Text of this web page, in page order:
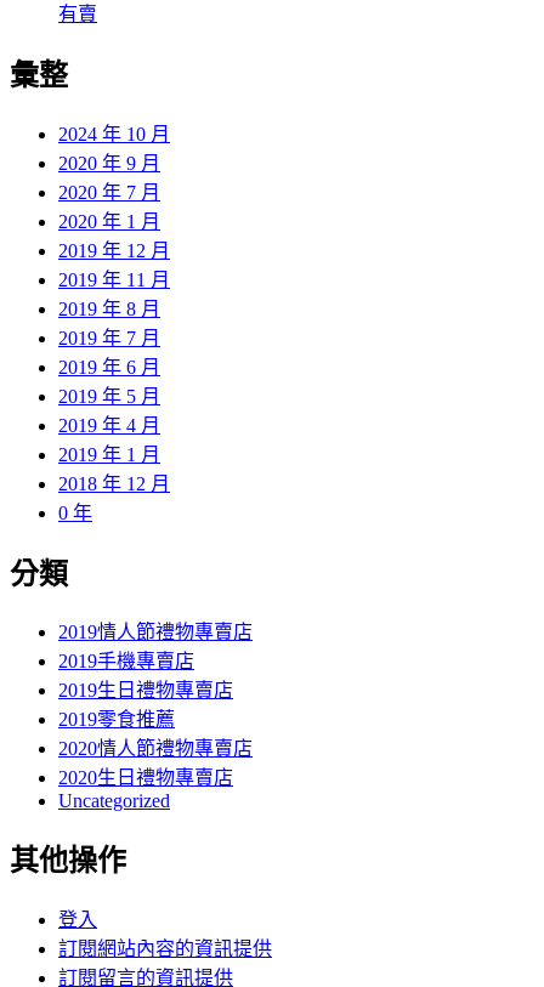
有賣
彙整
2024 年 10 月
2020 年 9 月
2020 年 7 月
2020 年 1 月
2019 年 12 月
2019 年 11 月
2019 年 8 月
2019 年 7 月
2019 年 6 月
2019 年 5 月
2019 年 4 月
2019 年 1 月
2018 年 12 月
0 年
分類
2019情人節禮物專賣店
2019手機專賣店
2019生日禮物專賣店
2019零食推薦
2020情人節禮物專賣店
2020生日禮物專賣店
Uncategorized
其他操作
登入
訂閱網站內容的資訊提供
訂閱留言的資訊提供